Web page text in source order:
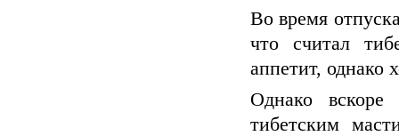
Во время
что считал
аппетит, однако
Однако
тибетским